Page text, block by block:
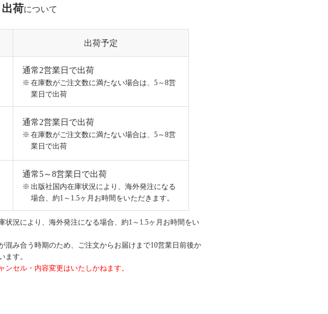
荷について
出荷予定
通常2営業日で出荷
在庫数がご注文数に満たない場合は、5～8営
業日で出荷
通常2営業日で出荷
在庫数がご注文数に満たない場合は、5～8営
業日で出荷
通常5～8営業日で出荷
出版社国内在庫状況により、海外発注になる
場合、約1～1.5ヶ月お時間をいただきます。
状況により、海外発注になる場合、約1～1.5ヶ月お時間をい
混み合う時期のため、ご注文からお届けまで10営業日前後か
ます。
ンセル・内容変更はいたしかねます。